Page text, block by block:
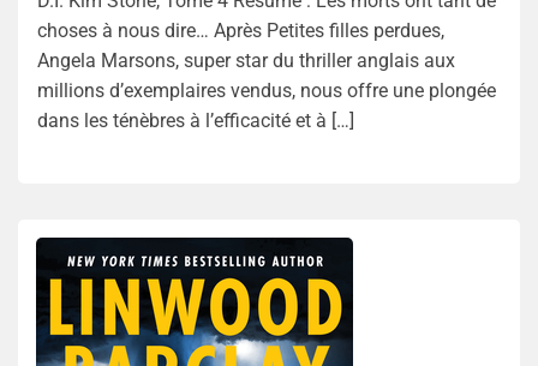
choses à nous dire… Après Petites filles perdues,
Angela Marsons, super star du thriller anglais aux
millions d’exemplaires vendus, nous offre une plongée
dans les ténèbres à l’efficacité et à […]